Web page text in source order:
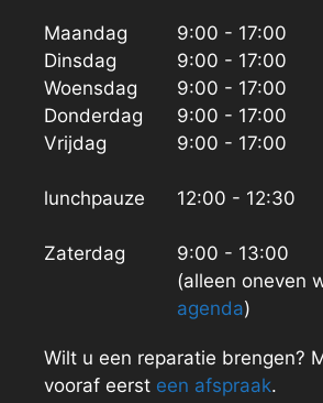
Maandag
Dinsdag
Woensdag
Donderdag
Vrijdag
lunchpauze
Zaterdag
9:00 - 17:00
9:00 - 17:00
9:00 - 17:00
9:00 - 17:00
9:00 - 17:00
12:00 - 12:30
9:00 - 13:00
(alleen oneven
agenda)
Wilt u een reparatie brengen?
vooraf eerst een afspraak.